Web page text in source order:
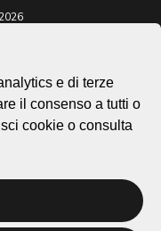
e di terze
il consenso a tutti o
cookie o consulta